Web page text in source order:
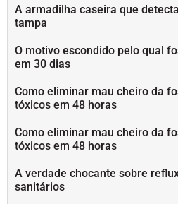
A armadilha caseira que
tampa
O motivo escondido pelo qual
em 30 dias
Como eliminar mau cheiro da
tóxicos em 48 horas
Como eliminar mau cheiro da
tóxicos em 48 horas
A verdade chocante sobre
sanitários